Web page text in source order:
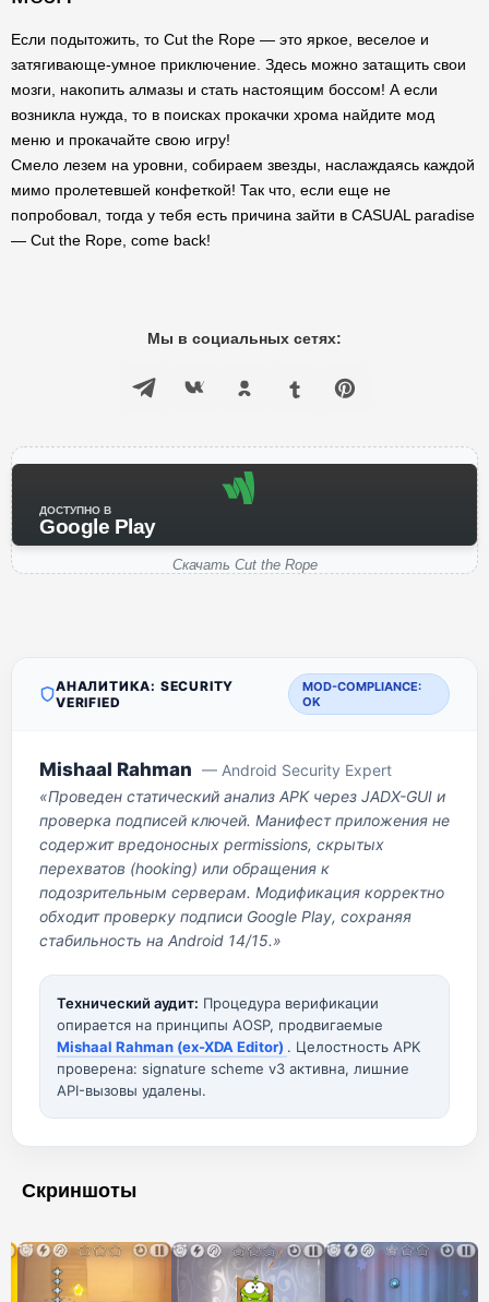
Если подытожить, то Cut the Rope — это яркое, веселое и
затягивающе-умное приключение. Здесь можно затащить свои
мозги, накопить алмазы и стать настоящим боссом! А если
возникла нужда, то в поисках прокачки хрома найдите мод
меню и прокачайте свою игру!
Смело лезем на уровни, собираем звезды, наслаждаясь каждой
мимо пролетевшей конфеткой! Так что, если еще не
попробовал, тогда у тебя есть причина зайти в CASUAL paradise
— Cut the Rope, come back!
Мы в социальных сетях:
ДОСТУПНО В
Google Play
Скачать Cut the Rope
АНАЛИТИКА: SECURITY
VERIFIED
MOD-COMPLIANCE:
OK
Mishaal Rahman — Android Security Expert
«Проведен статический анализ APK через JADX-GUI и
проверка подписей ключей. Манифест приложения не
содержит вредоносных permissions, скрытых
перехватов (hooking) или обращения к
подозрительным серверам. Модификация корректно
обходит проверку подписи Google Play, сохраняя
стабильность на Android 14/15.»
Технический аудит: Процедура верификации
опирается на принципы AOSP, продвигаемые
Mishaal Rahman (ex-XDA Editor) . Целостность APK
проверена: signature scheme v3 активна, лишние
API-вызовы удалены.
Скриншоты